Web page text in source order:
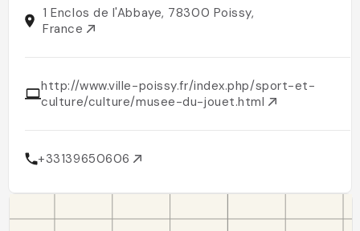
1 Enclos de l'Abbaye, 78300 Poissy,
France
http://www.ville-poissy.fr/index.php/sport-et-
culture/culture/musee-du-jouet.html
+33139650606